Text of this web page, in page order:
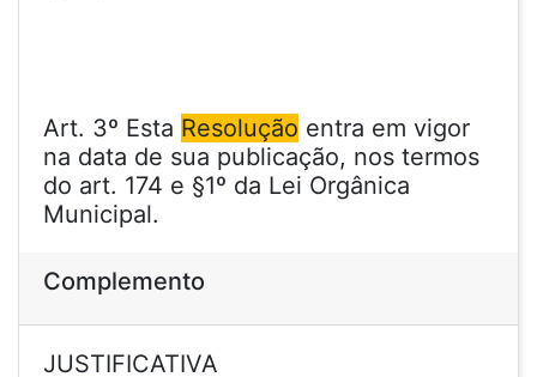
Art. 3º Esta Resolução entra em vigor
na data de sua publicação, nos termos
do art. 174 e §1º da Lei Orgânica
Municipal.
Complemento
JUSTIFICATIVA